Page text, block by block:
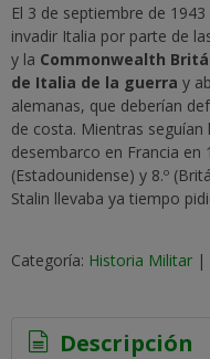
El 3 de septiembre de
invadir Italia por parte de
y la Commonwealth
de Italia de la guerra y
alemanas, que deberían
de costa. Mientras
desembarco en Francia en
(Estadounidense) y 8.º
Stalin llevaba ya tiempo
Categoría: Historia Militar |
Descripción